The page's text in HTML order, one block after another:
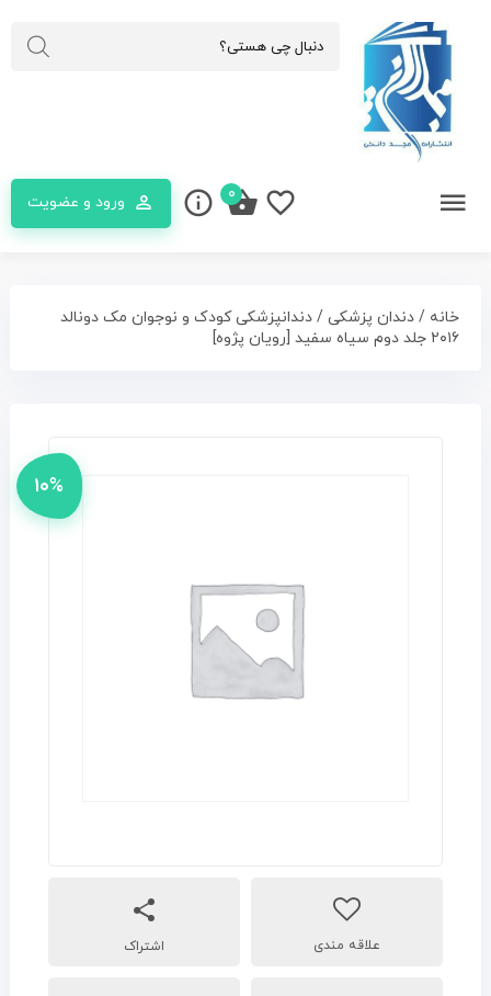
ورود و عضویت ۰
خانه / دندان پزشکی/ دندانپزشکی کودک و نوجوان مک دونالد
۲۰۱۶ جلد دوم سیاه سفید [رویان پژوه]
۱۰%
اشتراک